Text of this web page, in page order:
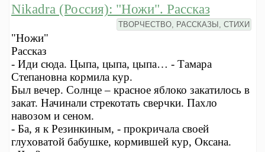
Nikadra (Россия): "Ножи". Рассказ
ТВОРЧЕСТВО, РАССКАЗЫ, СТИХИ
"Ножи"
Рассказ
- Иди сюда. Цыпа, цыпа, цыпа… - Тамара
Степановна кормила кур.
Был вечер. Солнце – красное яблоко закатилось в
закат. Начинали стрекотать сверчки. Пахло
навозом и сеном.
- Ба, я к Резинкиным, - прокричала своей
глуховатой бабушке, кормившей кур, Оксана.